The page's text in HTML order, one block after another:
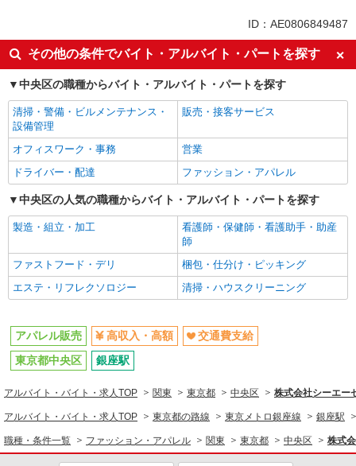
高収入・高額 交通費支給
ファッション・アパレル
アパレル販売
同じ特徴から求人を探す
交通費支給
ID：AE0806849487
その他の条件でバイト・アルバイト・パートを探す
中央区の職種からバイト・アルバイト・パートを探す
清掃・警備・ビルメンテナンス・
設備管理
販売・接客サービス
オフィスワーク・事務
営業
ドライバー・配達
ファッション・アパレル
中央区の人気の職種からバイト・アルバイト・パートを探す
製造・組立・加工
看護師・保健師・看護助手・助産
師
ファストフード・デリ
梱包・仕分け・ピッキング
エステ・リフレクソロジー
清掃・ハウスクリーニング
アパレル販売 高収入・高額
交通費支給
東京都中央区
銀座駅
アルバイト・バイト・求人TOP 関東 東京都 中央区 株式会社シーエー
アルバイト・バイト・求人TOP 東京都の路線 東京メトロ銀座線 銀座駅
職種・条件一覧 ファッション・アパレル 関東 東京都 中央区 株式